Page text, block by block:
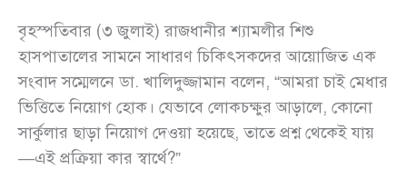
বৃহস্পতিবার (৩ জুলাই) রাজধানীর শ্যামলীর শিশু
হাসপাতালের সামনে সাধারণ চিকিৎসকদের আয়োজিত এক
সংবাদ সম্মেলনে ডা. খালিদুজ্জামান বলেন, “আমরা চাই মেধার
ভিত্তিতে নিয়োগ হোক। যেভাবে লোকচক্ষুর আড়ালে, কোনো
সার্কুলার ছাড়া নিয়োগ দেওয়া হয়েছে, তাতে প্রশ্ন থেকেই যায়
—এই প্রক্রিয়া কার স্বার্থে?”